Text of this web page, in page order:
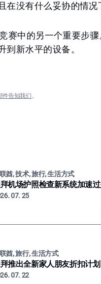
在没有什么妥协的情况
赛中的另一个重要步
到新水平的设备。
件告知我们。
酋, 技术, 旅行, 生活方式
机场护照检查新系统加速
07. 25
酋, 旅行, 生活方式
推出全新家人朋友折扣计划
07. 22